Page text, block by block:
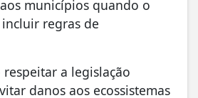
municípios quando o
regras de
a legislação
danos aos ecossistemas